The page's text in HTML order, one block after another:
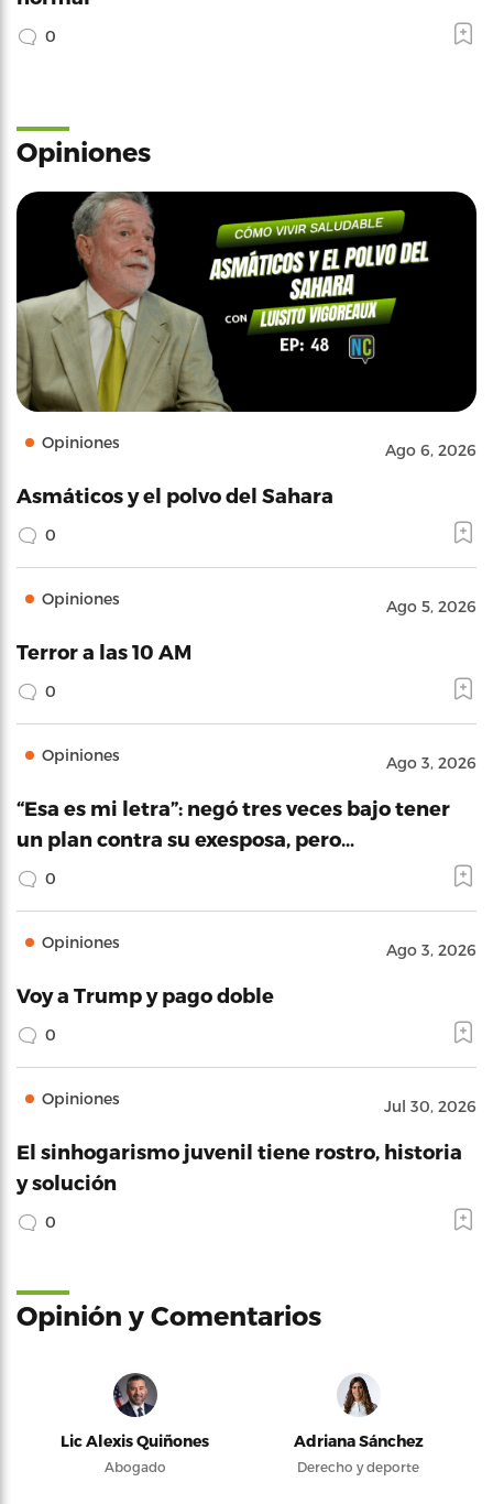
0
Opiniones
Opiniones Ago 6, 2026
Asmáticos y el polvo del Sahara
0
Opiniones Ago 5, 2026
Terror a las 10 AM
0
Opiniones Ago 3, 2026
“Esa es mi letra”: negó tres veces bajo tener
un plan contra su exesposa, pero…
0
Opiniones Ago 3, 2026
Voy a Trump y pago doble
0
Opiniones Jul 30, 2026
El sinhogarismo juvenil tiene rostro, historia
y solución
0
Opinión y Comentarios
Lic Alexis Quiñones
Abogado
Adriana Sánchez
Derecho y deporte